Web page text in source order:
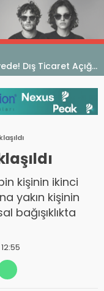
Dış Ticaret Açığı
kişinin ikinci
yakın kişinin
bağışıklıkta